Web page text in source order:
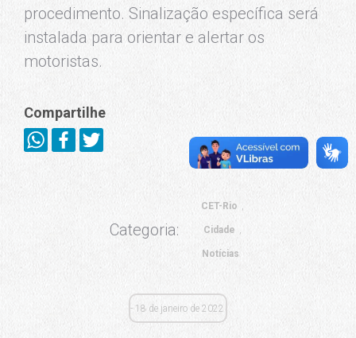
procedimento. Sinalização específica será
instalada para orientar e alertar os
motoristas.
Compartilhe
Categoria:
CET-Rio
Cidade
Notícias
18 de janeiro de 2022